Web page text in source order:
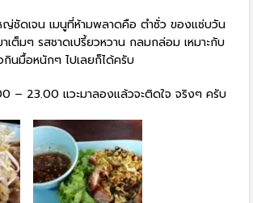
ญ่ชัดเจน เมนูที่ห้ามพลาดคือ ตำซั่ว ของแซ่บวัน
เต็มๆ รสชาดเปรี้ยวหวาน กลมกล่อม เหมาะกับ
กินมื้อหนักๆ ไปเลยก็ได้ครับ
– 23.00 แวะมาลองแล้วจะติดใจ จริงๆ ครับ